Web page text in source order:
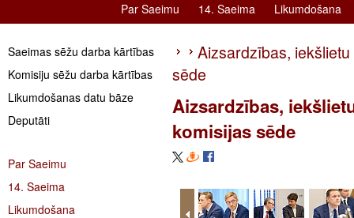
Par Saeimu 14. Saeima Likumdošana
Saeimas sēžu darba kārtības
Komisiju sēžu darba kārtības
Likumdošanas datu bāze
Deputāti
Par Saeimu
14. Saeima
Likumdošana
Aizsardzības,
sēde
Aizsardzības,
komisijas sēde